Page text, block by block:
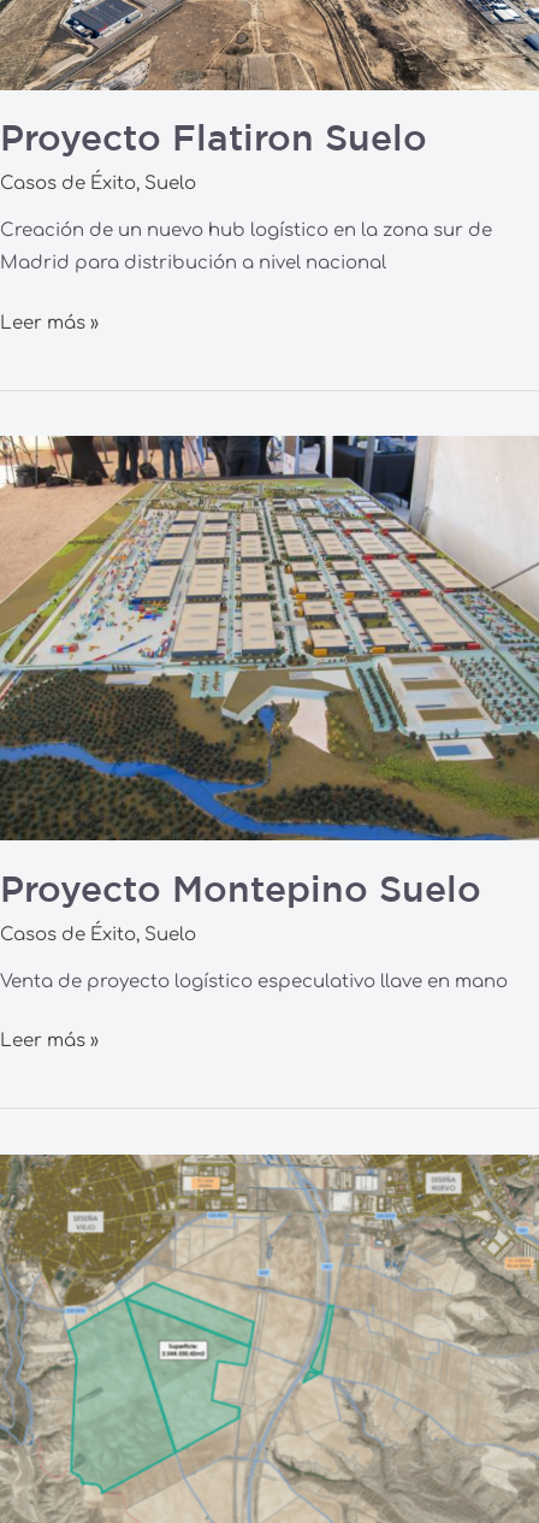
Proyecto Flatiron Suelo
Casos de Éxito, Suelo
Creación de un nuevo hub logístico en la zona sur de
Madrid para distribución a nivel nacional
Leer más »
Proyecto Montepino Suelo
Casos de Éxito, Suelo
Venta de proyecto logístico especulativo llave en mano
Proyecto
Montepino
Leer más »
Proyecto
Seseña